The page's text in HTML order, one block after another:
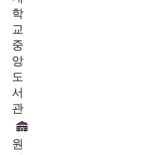
학
교
중
앙
도
서
관
원